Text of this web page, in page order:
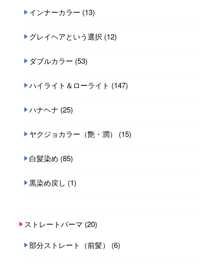
インナーカラー (13)
グレイヘアという選択 (12)
ダブルカラー (53)
ハイライト＆ローライト (147)
ハナヘナ (25)
ヤクジョカラー（艶・潤） (15)
白髪染め (85)
黒染め戻し (1)
ストレートパーマ (20)
部分ストレート（前髪） (6)